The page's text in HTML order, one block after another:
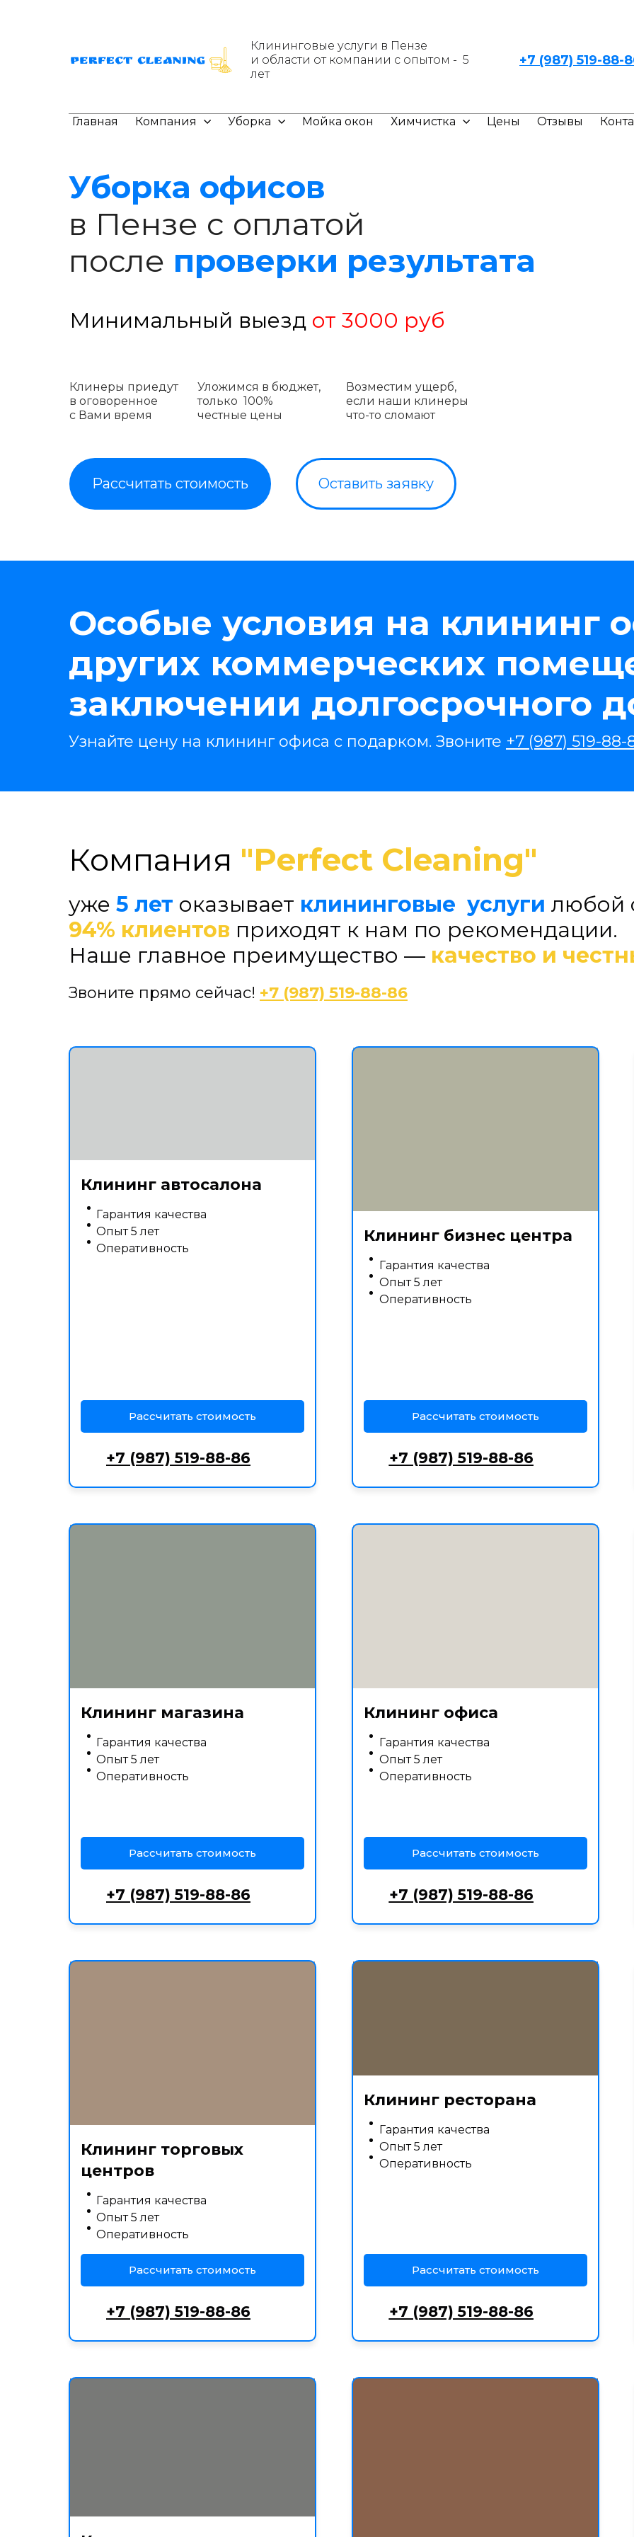
Клининговые услуги в Пензе
и области от компании с опытом - 5
лет
+7 (987) 519-88-
Главная Компания Уборка Мойка окон Химчистка Цены Отзывы
Оставить заявку
Рассчитать стоимость
Возместим ущерб,
если наши клинеры
что-то сломают
Уложимся в бюджет,
только 100%
честные цены
Клинеры приедут
в оговоренное
с Вами время
Минимальный выезд от 3000 руб
Уборка офисов
в Пензе с оплатой
после проверки результата
Особые условия на клининг
других коммерческих
заключении долгосрочного
Узнайте цену на клининг офиса с подарком. Звоните +7 (987) 519-88-
Компания "Perfect Cleaning"
уже 5 лет оказывает клининговые услуги любой
94% клиентов приходят к нам по рекомендации.
Наше главное преимущество — качество и
Звоните прямо сейчас! +7 (987) 519-88-86
Клининг автосалона
Гарантия качества
Опыт 5 лет
Оперативность
Рассчитать стоимость
+7 (987) 519-88-86
Клининг бизнес центра
Гарантия качества
Опыт 5 лет
Оперативность
Рассчитать стоимость
+7 (987) 519-88-86
Клининг магазина
Гарантия качества
Опыт 5 лет
Оперативность
Рассчитать стоимость
+7 (987) 519-88-86
Клининг офиса
Гарантия качества
Опыт 5 лет
Оперативность
Рассчитать стоимость
+7 (987) 519-88-86
Клининг торговых
центров
Гарантия качества
Опыт 5 лет
Оперативность
Рассчитать стоимость
+7 (987) 519-88-86
Клининг ресторана
Гарантия качества
Опыт 5 лет
Оперативность
Рассчитать стоимость
+7 (987) 519-88-86